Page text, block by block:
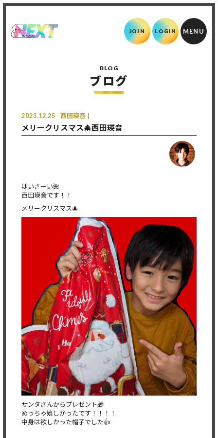
JOIN LOGIN
BLOG
ブログ
2023.12.25 西田瑛音
メリークリスマス🎄西田瑛音
はいさーい🌺
西田瑛音です！！
メリークリスマス🎄
サンタさんからプレゼント🎁
めっちゃ嬉しかったです！！！！
中身は欲しかった帽子でした👍